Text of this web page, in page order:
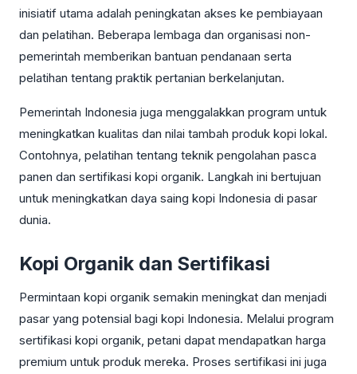
inisiatif utama adalah peningkatan akses ke pembiayaan
dan pelatihan. Beberapa lembaga dan organisasi non-
pemerintah memberikan bantuan pendanaan serta
pelatihan tentang praktik pertanian berkelanjutan.
Pemerintah Indonesia juga menggalakkan program untuk
meningkatkan kualitas dan nilai tambah produk kopi lokal.
Contohnya, pelatihan tentang teknik pengolahan pasca
panen dan sertifikasi kopi organik. Langkah ini bertujuan
untuk meningkatkan daya saing kopi Indonesia di pasar
dunia.
Kopi Organik dan Sertifikasi
Permintaan kopi organik semakin meningkat dan menjadi
pasar yang potensial bagi kopi Indonesia. Melalui program
sertifikasi kopi organik, petani dapat mendapatkan harga
premium untuk produk mereka. Proses sertifikasi ini juga